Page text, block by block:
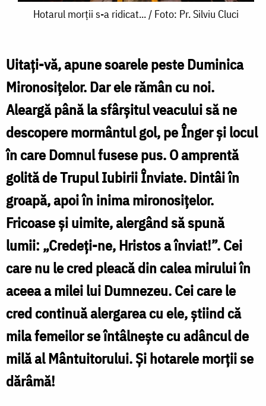
Hotarul
a
ridicat...
/
Foto:
Pr.
Silviu
Cluci
Hotarul morții s-a ridicat... / Foto: Pr. Silviu Cluci
Uitați-vă, apune soarele peste Duminica
Mironosițelor. Dar ele rămân cu noi.
Aleargă până la sfârșitul veacului să ne
descopere mormântul gol, pe Înger și locul
în care Domnul fusese pus. O amprentă
golită de Trupul Iubirii Înviate. Dintâi în
groapă, apoi în inima mironosițelor.
Fricoase și uimite, alergând să spună
lumii: „Credeți-ne, Hristos a înviat!”. Cei
care nu le cred pleacă din calea mirului în
aceea a milei lui Dumnezeu. Cei care le
cred continuă alergarea cu ele, știind că
mila femeilor se întâlnește cu adâncul de
milă al Mântuitorului. Și hotarele morții se
dărâmă!